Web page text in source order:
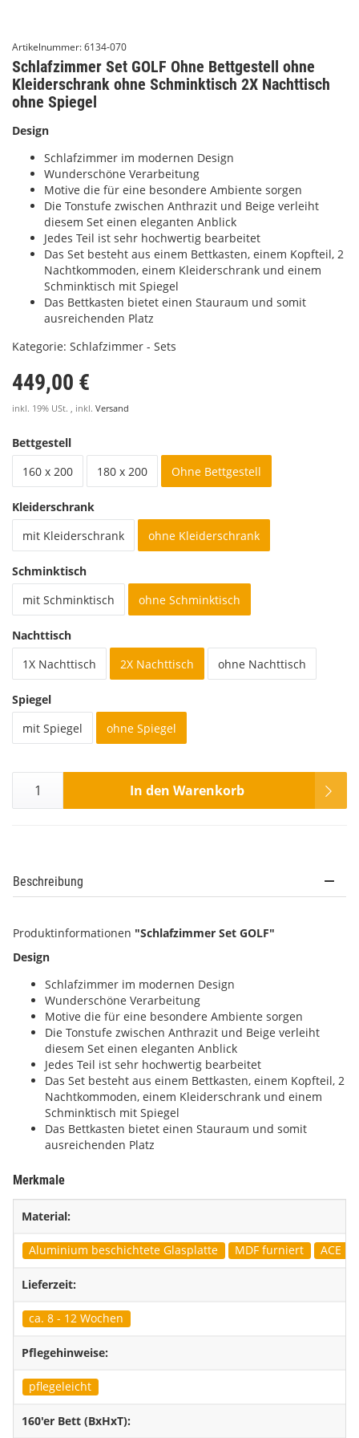
Artikelnummer:6134-070
Schlafzimmer Set GOLF Ohne Bettgestell ohne
Kleiderschrank ohne Schminktisch 2X Nachttisch
ohne Spiegel
Design
Schlafzimmer im modernen Design
Wunderschöne Verarbeitung
Motive die für eine besondere Ambiente sorgen
Die Tonstufe zwischen Anthrazit und Beige verleiht
diesem Set einen eleganten Anblick
Jedes Teil ist sehr hochwertig bearbeitet
Das Set besteht aus einem Bettkasten, einem Kopfteil, 2
Nachtkommoden, einem Kleiderschrank und einem
Schminktisch mit Spiegel
Das Bettkasten bietet einen Stauraum und somit
ausreichenden Platz
Kategorie: Schlafzimmer - Sets
449,00 €
inkl. 19% USt. , inkl. Versand
Bettgestell
160 x 200
180 x 200 Ohne Bettgestell
Kleiderschrank
mit Kleiderschrank
ohne Kleiderschrank
Schminktisch
mit Schminktisch
ohne Schminktisch
Nachttisch
1X Nachttisch
2X Nachttisch ohne Nachttisch
Spiegel
mit Spiegel
ohne Spiegel
In den Warenkorb
Beschreibung
Produktinformationen "Schlafzimmer Set GOLF"
Design
Schlafzimmer im modernen Design
Wunderschöne Verarbeitung
Motive die für eine besondere Ambiente sorgen
Die Tonstufe zwischen Anthrazit und Beige verleiht
diesem Set einen eleganten Anblick
Jedes Teil ist sehr hochwertig bearbeitet
Das Set besteht aus einem Bettkasten, einem Kopfteil, 2
Nachtkommoden, einem Kleiderschrank und einem
Schminktisch mit Spiegel
Das Bettkasten bietet einen Stauraum und somit
ausreichenden Platz
Merkmale
Material:
Aluminium beschichtete Glasplatte MDF furniert ACE
Lieferzeit:
ca. 8 - 12 Wochen
Pflegehinweise:
pflegeleicht
160'er Bett (BxHxT):